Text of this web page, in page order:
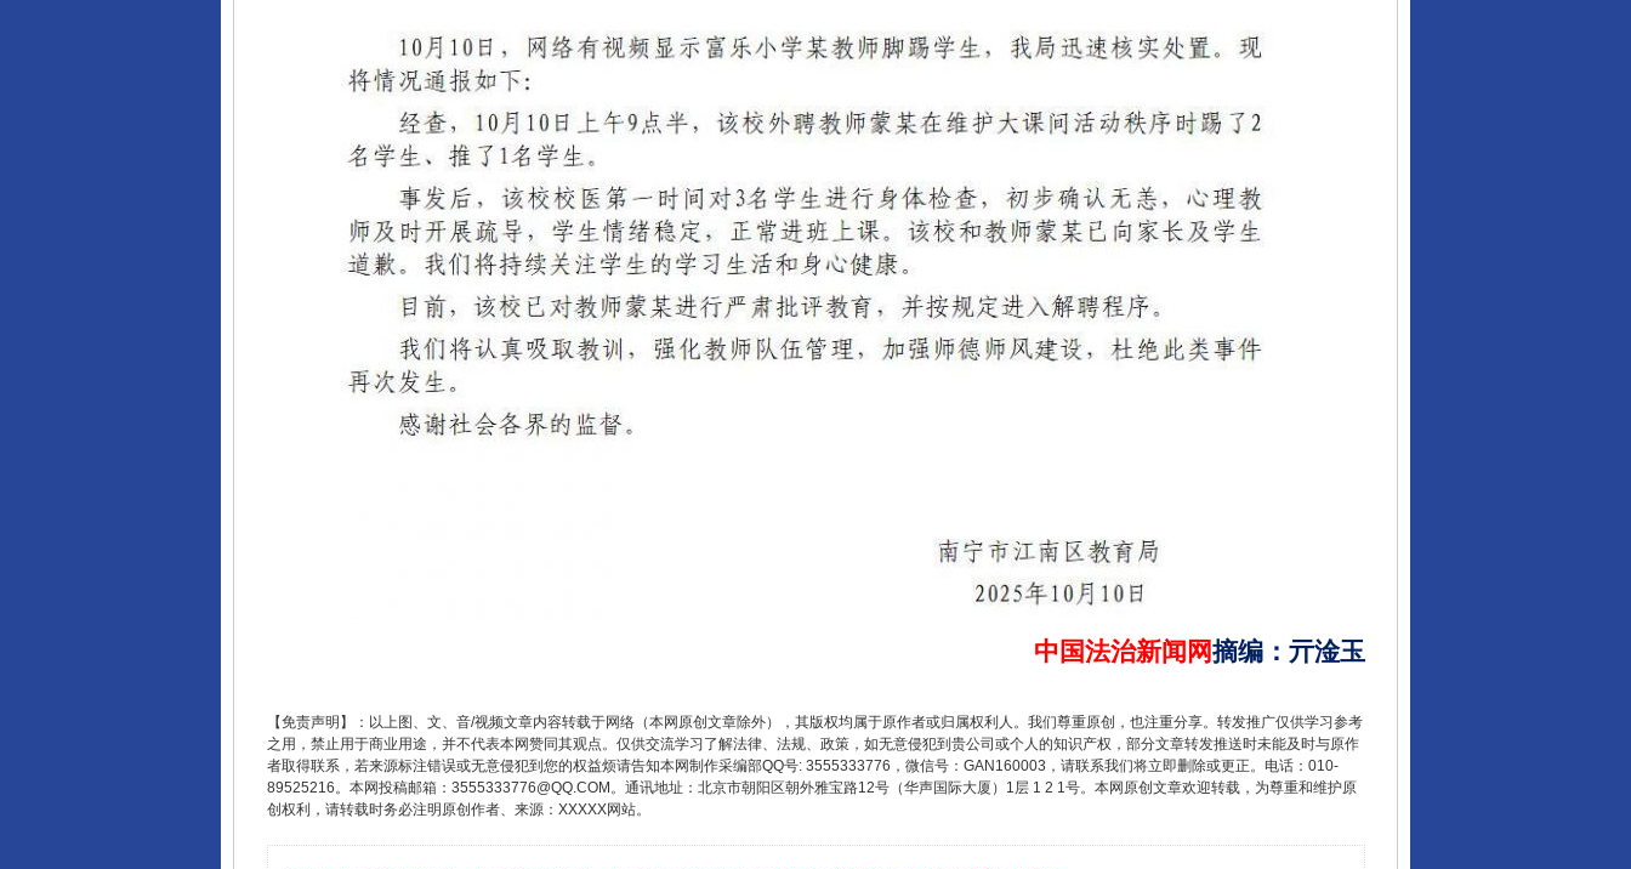
中国法治新闻网摘编 ： 亓淦玉
【免责声明】：以上图、文、音/视频文章内容转载于网络（本网原创文章除外），其版权均属于原作者或归属权利人。我们尊重原创，也注重分享。转发推广仅供学习参考
之用，禁止用于商业用途，并不代表本网赞同其观点。仅供交流学习了解法律、法规、政策，如无意侵犯到贵公司或个人的知识产权，部分文章转发推送时未能及时与原作
者取得联系，若来源标注错误或无意侵犯到您的权益烦请告知本网制作采编部QQ号: 3555333776，微信号：GAN160003，请联系我们将立即删除或更正。电话：010-
89525216。本网投稿邮箱：3555333776@QQ.COM。通讯地址：北京市朝阳区朝外雅宝路12号（华声国际大厦）1层 1 2 1号。本网原创文章欢迎转载，为尊重和维护原
创权利，请转载时务必注明原创作者、来源：XXXXX网站。